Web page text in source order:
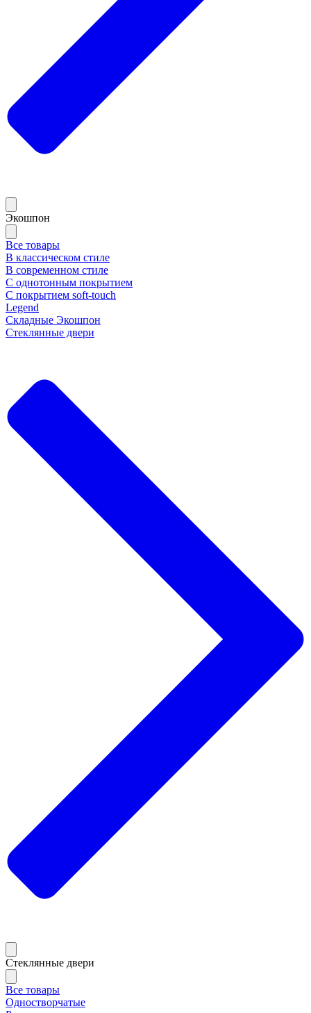
Экошпон
Все товары
В классическом стиле
В современном стиле
С однотонным покрытием
С покрытием soft-touch
Legend
Складные Экошпон
Стеклянные двери
Стеклянные двери
Все товары
Одностворчатые